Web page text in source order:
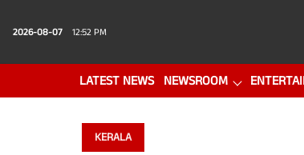
2026-08-07 12:52 PM
LATEST NEWS NEWSROOM
KERALA